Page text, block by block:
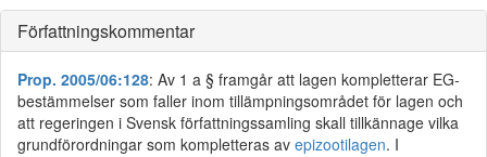
Författningskommentar
Prop. 2005/06:128: Av 1 a § framgår att lagen kompletterar EG-
bestämmelser som faller inom tillämpningsområdet för lagen och
att regeringen i Svensk författningssamling skall tillkännage vilka
grundförordningar som kompletteras av epizootilagen. I